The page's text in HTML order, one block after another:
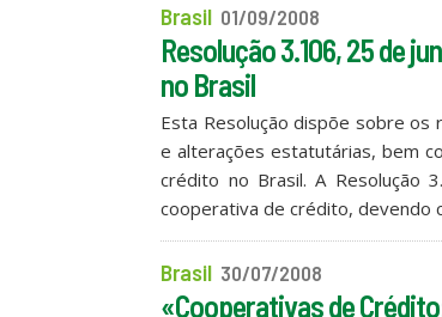
Brasil 01/09/2008
Resolução 3.106, 25 de
no Brasil
Esta Resolução dispõe sobre os
e alterações estatutárias, bem
crédito no Brasil. A Resolução
cooperativa de crédito, devendo
Brasil 30/07/2008
«Cooperativas de